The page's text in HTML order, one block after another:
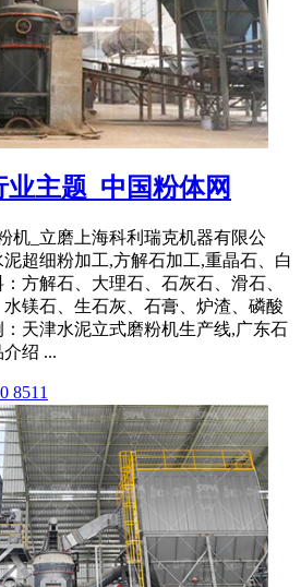
主题_中国粉体网
机_立磨上海科利瑞克机器有限公
超细粉加工,方解石加工,重晶石、白
方解石、大理石、石灰石、滑石、
镁石、生石灰、石膏、炉渣、磷酸
天津水泥立式磨粉机生产线,广东石
绍 ...
8511